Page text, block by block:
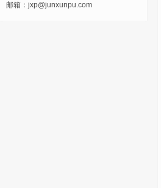
邮箱：jxp@junxunpu.com